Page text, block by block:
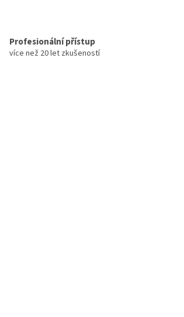
Profesionální přístup
více než 20 let zkušeností